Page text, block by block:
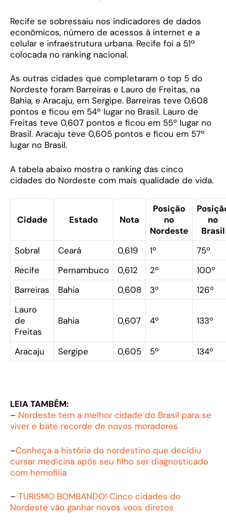
Recife se sobressaiu nos indicadores de dados
econômicos, número de acessos à internet e a
celular e infraestrutura urbana. Recife foi a 51ª
colocada no ranking nacional.
As outras cidades que completaram o top 5 do
Nordeste foram Barreiras e Lauro de Freitas, na
Bahia, e Aracaju, em Sergipe. Barreiras teve 0,608
pontos e ficou em 54º lugar no Brasil. Lauro de
Freitas teve 0,607 pontos e ficou em 55º lugar no
Brasil. Aracaju teve 0,605 pontos e ficou em 57º
lugar no Brasil.
A tabela abaixo mostra o ranking das cinco
cidades do Nordeste com mais qualidade de vida.
Cidade Estado Nota
Posição
no
Nordeste
no
Brasil
Sobral
Ceará 0,619 1º
75º
Recife
Pernambuco 0,612 2º
100º
Barreiras
Bahia 0,608 3º
126º
Lauro
de
Freitas
Bahia 0,607 4º 133º
Aracaju Sergipe 0,605 5º 134º
LEIA TAMBÉM:
– Nordeste tem a melhor cidade do Brasil para se
viver e bate recorde de novos moradores
–Conheça a história do nordestino que decidiu
cursar medicina após seu filho ser diagnosticado
com hemofilia
– TURISMO BOMBANDO! Cinco cidades do
Nordeste vão ganhar novos voos diretos